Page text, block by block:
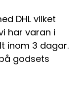
DHL vilket
har varan i
inom 3 dagar.
godsets